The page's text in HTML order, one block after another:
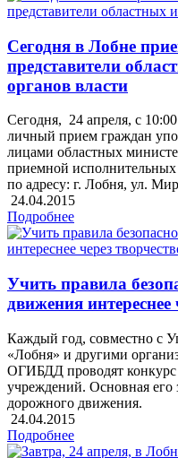
Сегодня в Лобне
представители
органов власти
Сегодня, 24 апреля, с
личный прием граждан
лицами областных
приемной исполнительных
по адресу: г. Лобня, ул.
24.04.2015
Подробнее
Учить правила
движения интереснее
Каждый год, совместно с
«Лобня» и другими
ОГИБДД проводят конкурс
учреждений. Основная его
дорожного движения.
24.04.2015
Подробнее